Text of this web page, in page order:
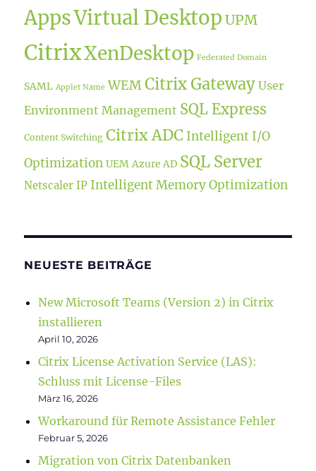
AppsVirtual Desktop UPM
CitrixXenDesktop Federated Domain
SAML Applet Name WEMCitrix Gateway User
Environment Management SQL Express
Content Switching Citrix ADC Intelligent I/O
Optimization UEM Azure AD SQL Server
Netscaler IP Intelligent Memory Optimization
NEUESTE BEITRÄGE
New Microsoft Teams (Version 2) in Citrix
installieren
April 10, 2026
Citrix License Activation Service (LAS):
Schluss mit License-Files
März 16, 2026
Workaround für Remote Assistance Fehler
Februar 5, 2026
Migration von Citrix Datenbanken